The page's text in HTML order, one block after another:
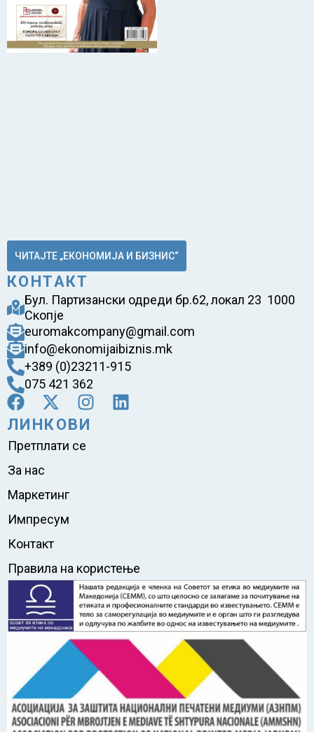
ЧИТАЈТЕ „ЕКОНОМИЈА И БИЗНИС“
КОНТАКТ
Бул. Партизански одреди бр.62, локал 23 1000
Скопје
euromakcompany@gmail.com
info@ekonomijaibiznis.mk
+389 (0)23211-915
075 421 362
ЛИНКОВИ
Претплати се
За нас
Маркетинг
Импресум
Контакт
Правила на користење